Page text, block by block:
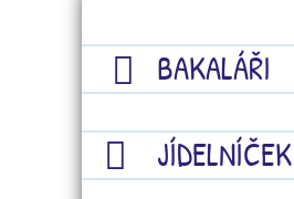
BAKALÁŘI
JÍDELNÍČEK